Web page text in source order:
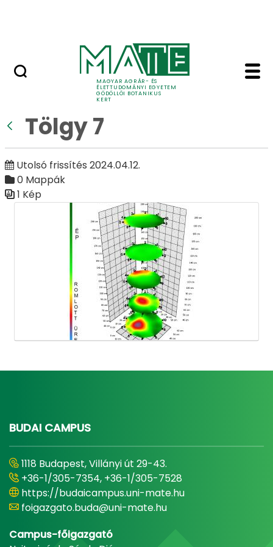
MAGYAR AGRÁR- ÉS
ÉLETTUDOMÁNYI EGYETEM
GÖDÖLLŐI BOTANIKUS
KERT
Tölgy 7 - Galéria -
Galéria
Tölgy 7
Utolsó frissítés 2024.04.12.
0 Mappák
1 Kép
BUDAI CAMPUS
1118 Budapest, Villányi út 29-43.
+36-1/305-7354, +36-1/305-7528
https://budaicampus.uni-mate.hu
foigazgato.buda@uni-mate.hu
Campus-főigazgató